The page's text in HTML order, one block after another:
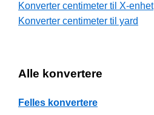
Konverter centimeter til X-enhet
Konverter centimeter til yard
Alle konvertere
Felles konvertere